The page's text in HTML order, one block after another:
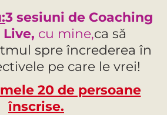
3 sesiuni de Coaching
cu mine,ca să
spre încrederea în
pe care le vrei!
20 de persoane
înscrise.